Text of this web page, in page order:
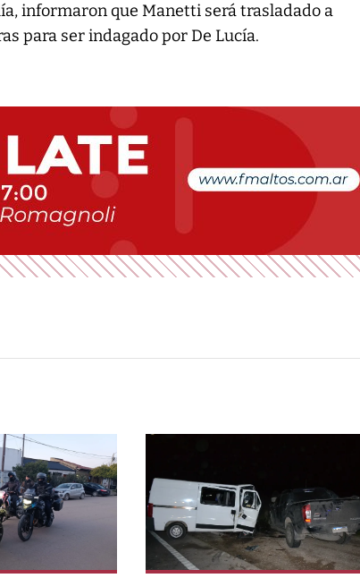
informaron que Manetti será trasladado a
para ser indagado por De Lucía.